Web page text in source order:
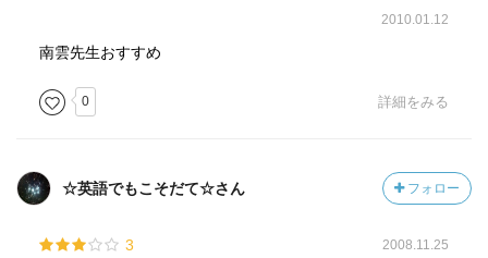
2010.01.12
南雲先生おすすめ
0 詳細をみる
☆英語でもこそだて☆さん フォロー
3 2008.11.25